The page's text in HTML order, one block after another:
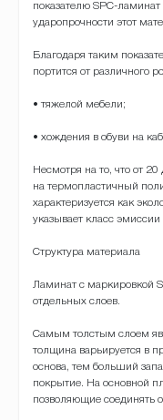
показателю SPC-
ударопрочности этот
Благодаря таким
портится от различного
• тяжелой мебели;
• хождения в обуви на
Несмотря на то, что от
на термопластичный
характеризуется как
указывает класс эмиссии
Структура материала
Ламинат с маркировкой
отдельных слоев.
Самым толстым слоем
толщина варьируется в
основа, тем больший
покрытие. На основной
позволяющие соединять